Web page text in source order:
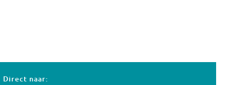
Direct naar: